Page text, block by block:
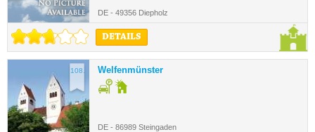
DE - 49356 Diepholz
DETAILS
108. Welfenmünster
DE - 86989 Steingaden